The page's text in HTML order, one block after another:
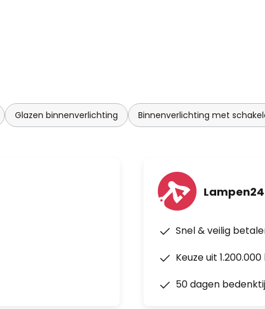
Glazen binnenverlichting Binnenverlichting met
Snel & veilig
Keuze uit
50 dagen